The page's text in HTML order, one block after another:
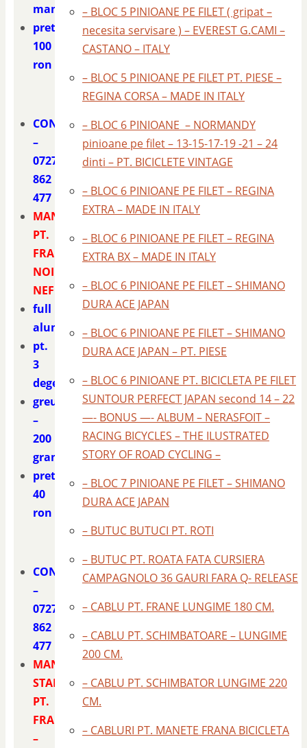
mansoane
pret
100
ron
CONTACT
–
0727
862
477
MANETE
PT.
FRAN
NOI
NEFOLOSITE
full
aluminiu
pt.
3
degete
greutate
–
200
grame
pret
40
ron
CONTACT
–
0727
862
477
MANETA
STANGA
PT.
FRANA
–
– BLOC 5 PINIOANE PE FILET ( gripat –
necesita servisare ) – EVEREST G.CAMI –
CASTANO – ITALY
– BLOC 5 PINIOANE PE FILET PT. PIESE –
REGINA CORSA – MADE IN ITALY
– BLOC 6 PINIOANE – NORMANDY
pinioane pe filet – 13-15-17-19 -21 – 24
dinti – PT. BICICLETE VINTAGE
– BLOC 6 PINIOANE PE FILET – REGINA
EXTRA – MADE IN ITALY
– BLOC 6 PINIOANE PE FILET – REGINA
EXTRA BX – MADE IN ITALY
– BLOC 6 PINIOANE PE FILET – SHIMANO
DURA ACE JAPAN
– BLOC 6 PINIOANE PE FILET – SHIMANO
DURA ACE JAPAN – PT. PIESE
– BLOC 6 PINIOANE PT. BICICLETA PE FILET
SUNTOUR PERFECT JAPAN second 14 – 22
—- BONUS —- ALBUM – NERASFOIT –
RACING BICYCLES – THE ILUSTRATED
STORY OF ROAD CYCLING –
– BLOC 7 PINIOANE PE FILET – SHIMANO
DURA ACE JAPAN
– BUTUC BUTUCI PT. ROTI
– BUTUC PT. ROATA FATA CURSIERA
CAMPAGNOLO 36 GAURI FARA Q- RELEASE
– CABLU PT. FRANE LUNGIME 180 CM.
– CABLU PT. SCHIMBATOARE – LUNGIME
200 CM.
– CABLU PT. SCHIMBATOR LUNGIME 220
CM.
– CABLURI PT. MANETE FRANA BICICLETA